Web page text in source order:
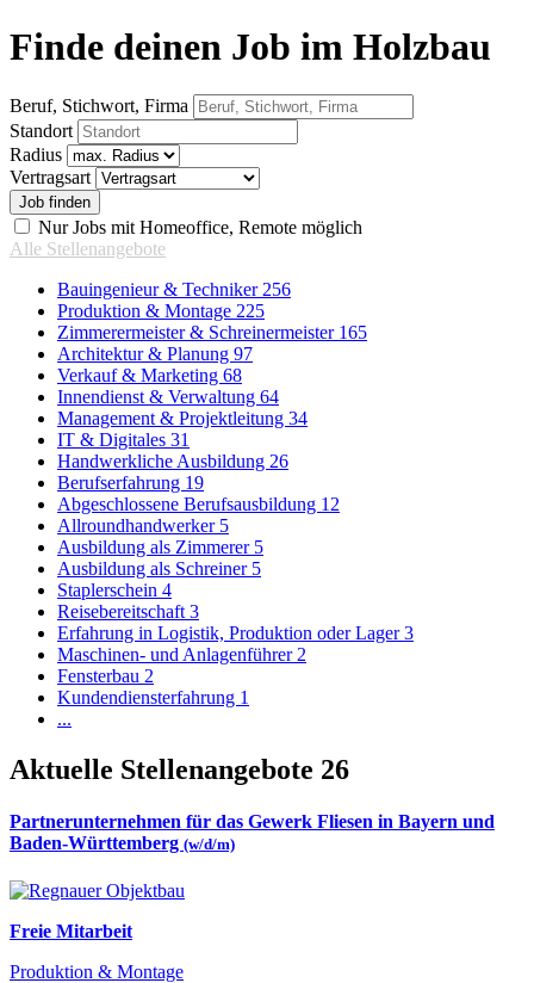
Finde deinen Job im Holzbau
Beruf, Stichwort, Firma
Standort
Radius
Vertragsart
Nur Jobs mit Homeoffice, Remote möglich
Alle Stellenangebote
Bauingenieur & Techniker 256
Produktion & Montage 225
Zimmerermeister & Schreinermeister 165
Architektur & Planung 97
Verkauf & Marketing 68
Innendienst & Verwaltung 64
Management & Projektleitung 34
IT & Digitales 31
Handwerkliche Ausbildung 26
Berufserfahrung 19
Abgeschlossene Berufsausbildung 12
Allroundhandwerker 5
Ausbildung als Zimmerer 5
Ausbildung als Schreiner 5
Staplerschein 4
Reisebereitschaft 3
Erfahrung in Logistik, Produktion oder Lager3
Maschinen- und Anlagenführer 2
Fensterbau 2
Kundendiensterfahrung 1
...
Aktuelle Stellenangebote 26
Partnerunternehmen für das Gewerk Fliesen in Bayern und
Baden-Württemberg (w/d/m)
Freie Mitarbeit
Produktion & Montage